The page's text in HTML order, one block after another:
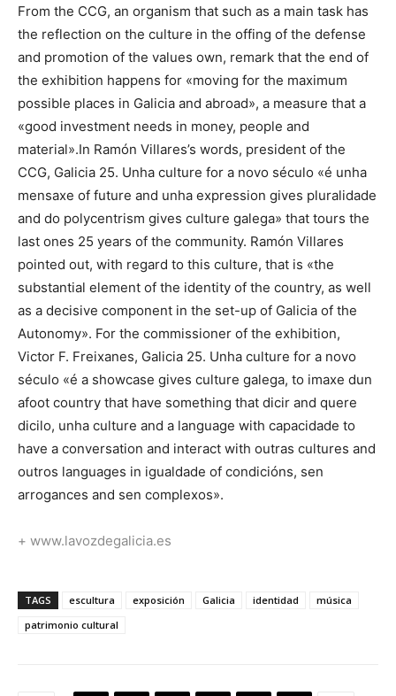
From the CCG, an organism that such as a main task has
the reflection on the culture in the offing of the defense
and promotion of the values own, remark that the end of
the exhibition happens for «moving for the maximum
possible places in Galicia and abroad», a measure that a
«good investment needs in money, people and
material».In Ramón Villares’s words, president of the
CCG, Galicia 25. Unha culture for a novo século «é unha
mensaxe of future and unha expression gives pluralidade
and do polycentrism gives culture galega» that tours the
last ones 25 years of the community. Ramón Villares
pointed out, with regard to this culture, that is «the
substantial element of the identity of the country, as well
as a decisive component in the set-up of Galicia of the
Autonomy». For the commissioner of the exhibition,
Victor F. Freixanes, Galicia 25. Unha culture for a novo
século «é a showcase gives culture galega, to imaxe dun
afoot country that have something that dicir and quere
dicilo, unha culture and a language with capacidade to
have a conversation and interact with outras cultures and
outros languages in igualdade of condicións, sen
arrogances and sen complexos».
+ www.lavozdegalicia.es
TAGS escultura exposición Galicia identidad
música
patrimonio cultural